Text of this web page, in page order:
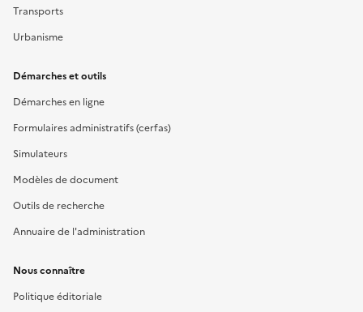
Transports
Urbanisme
Démarches et outils
Démarches en ligne
Formulaires administratifs (cerfas)
Simulateurs
Modèles de document
Outils de recherche
Annuaire de l'administration
Nous connaître
Politique éditoriale